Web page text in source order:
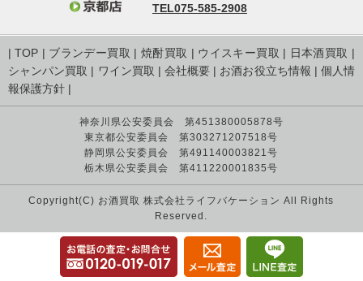
TEL075-585-2908
|TOP | ブランデー買取 | 焼酎買取 | ウイスキー買取 | 日本酒買取 |
シャンパン買取 | ワイン買取 | 会社概要 | お酒お役立ち情報 | 個人情
報保護方針 |
神奈川県公安委員会 第451380005878号
東京都公安委員会 第303271207518号
静岡県公安委員会 第491140003821号
栃木県公安委員会 第411220001835号
Copyright(C) お酒買取 株式会社ライフバケーション All Rights
Reserved.